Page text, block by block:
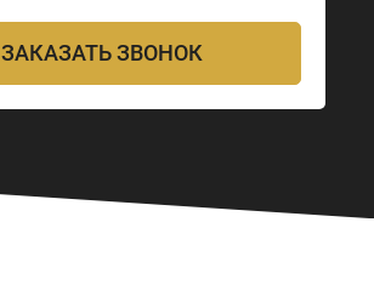
ЗАКАЗАТЬ ЗВОНОК